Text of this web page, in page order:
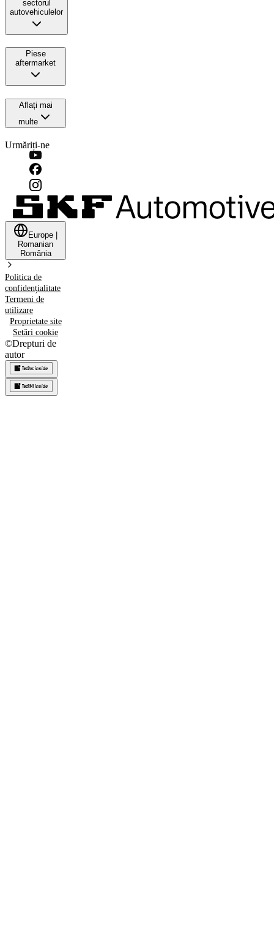
sectorul
autovehiculelor
Piese
aftermarket
Aflați mai
multe
Urmăriți-ne
Europe
Romanian
România
Politica de
confidențialitate
Termeni de
utilizare
Proprietate site
Setări cookie
©Drepturi de
autor